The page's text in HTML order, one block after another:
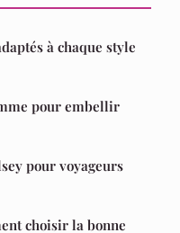
à chaque style
pour embellir
pour voyageurs
choisir la bonne